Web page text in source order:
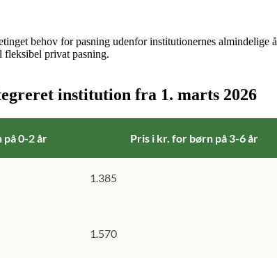
behov for pasning udenfor institutionernes almindelige
fleksibel privat pasning.
institution fra 1. marts 2026
på 0-2 år Pris i kr. for børn på 3-6 år
1.385
1.570